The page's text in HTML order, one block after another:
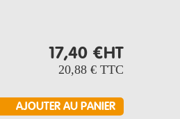
17,40 €HT
20,88 € TTC